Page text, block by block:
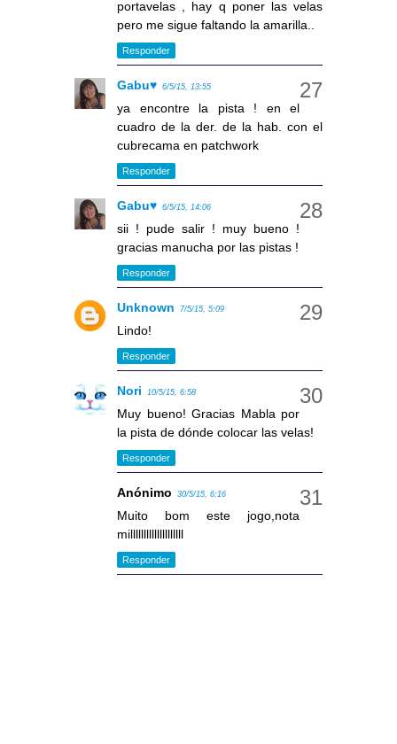
portavelas , hay q poner las velas
pero me sigue faltando la amarilla..
Responder
Gabu♥ 6/5/15, 13:55
ya encontre la pista ! en el
cuadro de la der. de la hab. con el
cubrecama en patchwork
Responder
Gabu♥ 6/5/15, 14:06
sii ! pude salir ! muy bueno !
gracias manucha por las pistas !
Responder
Unknown 7/5/15, 5:09
Lindo!
Responder
Nori 10/5/15, 6:58
Muy bueno! Gracias Mabla por
la pista de dónde colocar las velas!
Responder
Anónimo 30/5/15, 6:16
Muito bom este jogo,nota
millllllllllllllllllll
Responder